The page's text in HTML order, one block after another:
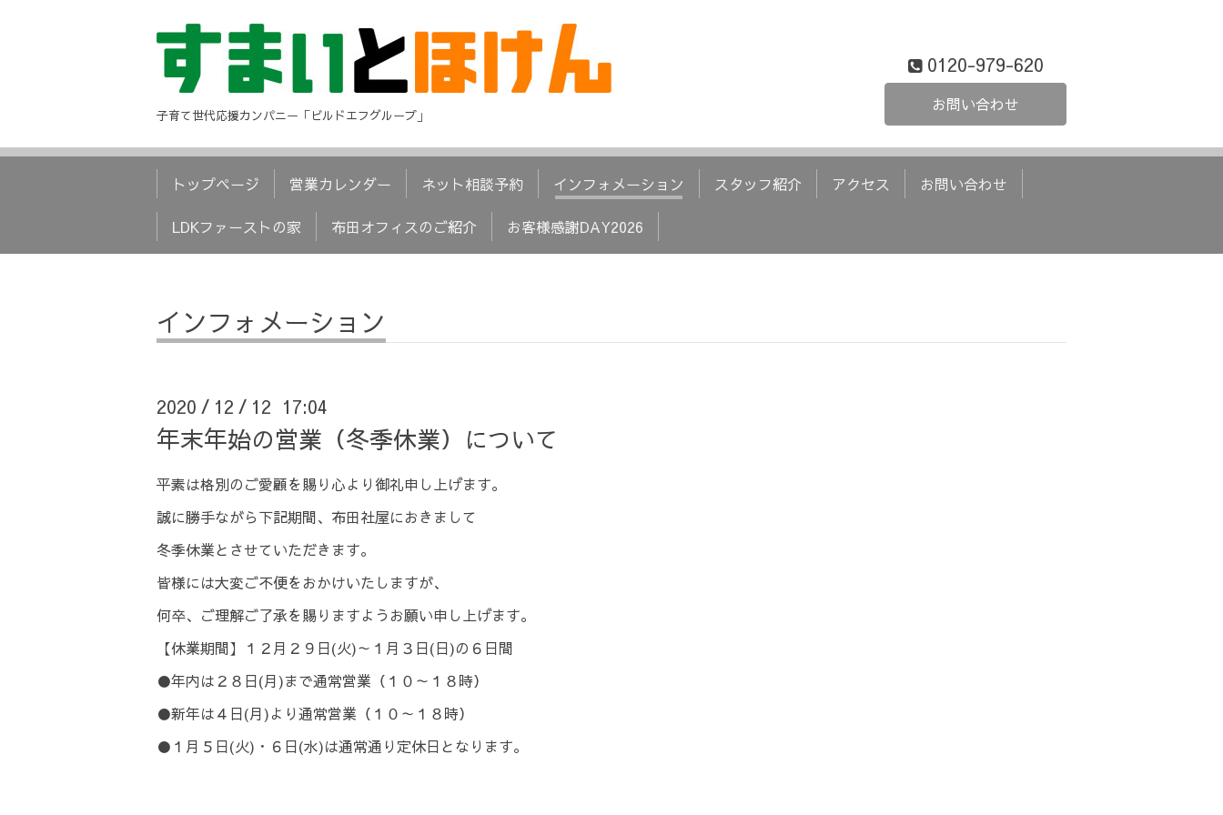
子育て世代応援カンパニー「ビルドエフグループ」
0120-979-620
お問い合わせ
トップページ 営業カレンダー ネット相談予約 インフォメーション スタッフ紹介 アクセス お問い合わせ
LDKファーストの家 布田オフィスのご紹介 お客様感謝DAY2026
インフォメーション
2020 / 12 / 12 17:04
年末年始の営業（冬季休業）について
平素は格別のご愛顧を賜り心より御礼申し上げます。
誠に勝手ながら下記期間、布田社屋におきまして
冬季休業とさせていただきます。
皆様には大変ご不便をおかけいたしますが、
何卒、ご理解ご了承を賜りますようお願い申し上げます。
【休業期間】１２月２９日(火)～１月３日(日)の６日間
●年内は２８日(月)まで通常営業（１０～１８時）
●新年は４日(月)より通常営業（１０～１８時）
●１月５日(火)・６日(水)は通常通り定休日となります。